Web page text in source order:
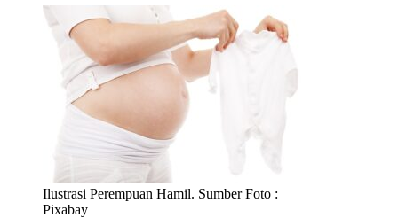
Ilustrasi Perempuan Hamil. Sumber Foto :
Pixabay